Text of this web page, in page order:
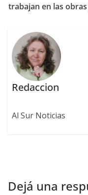
trabajan en las
Redaccion
Al Sur Noticias
Dejá una